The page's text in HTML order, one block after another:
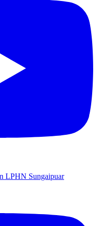
LPHN Sungaipuar